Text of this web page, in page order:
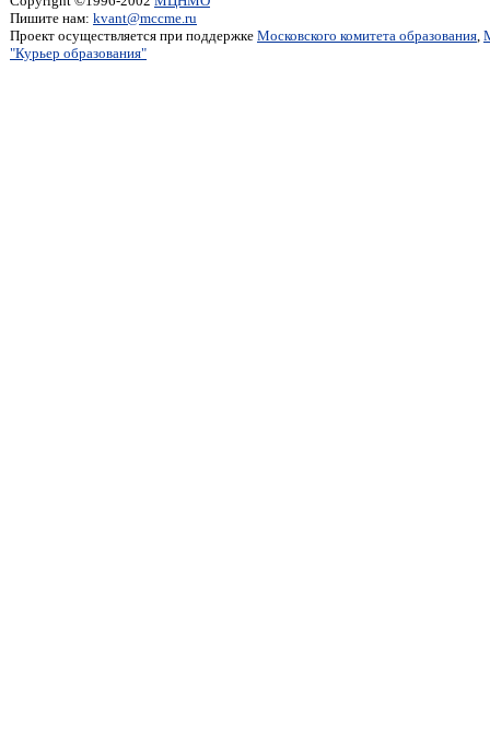
Пишите нам: kvant@mccme.ru
Проект осуществляется при поддержке Московского комитета образования,
"Курьер образования"